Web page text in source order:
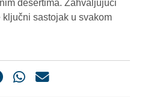
desertima. Zahvaljujući
sastojak u svakom